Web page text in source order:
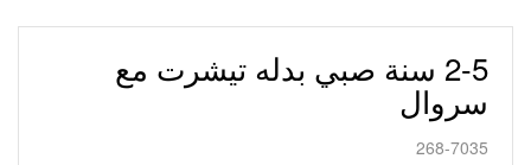
2-5 سنة صبي بدله تيشرت مع
سروال
268-7035